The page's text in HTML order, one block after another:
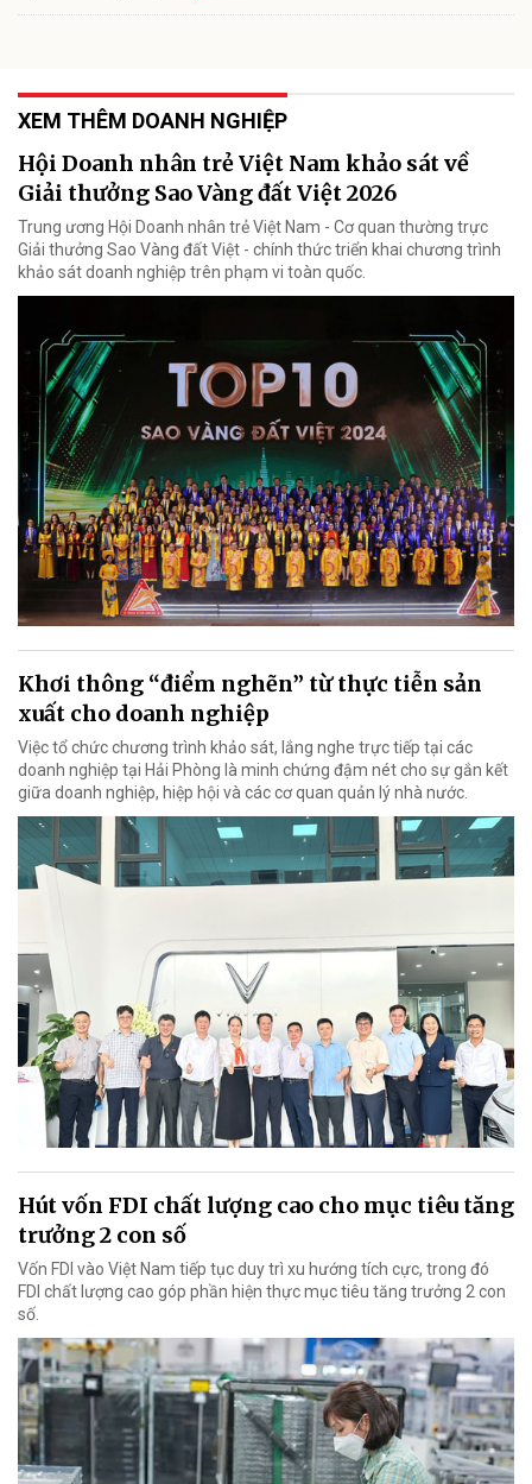
XEM THÊM DOANH NGHIỆP
Hội Doanh nhân trẻ Việt Nam khảo sát về
Giải thưởng Sao Vàng đất Việt 2026
Trung ương Hội Doanh nhân trẻ Việt Nam - Cơ quan thường trực
Giải thưởng Sao Vàng đất Việt - chính thức triển khai chương trình
khảo sát doanh nghiệp trên phạm vi toàn quốc.
Khơi thông “điểm nghẽn” từ thực tiễn sản
xuất cho doanh nghiệp
Việc tổ chức chương trình khảo sát, lắng nghe trực tiếp tại các
doanh nghiệp tại Hải Phòng là minh chứng đậm nét cho sự gắn kết
giữa doanh nghiệp, hiệp hội và các cơ quan quản lý nhà nước.
Hút vốn FDI chất lượng cao cho mục tiêu tăng
trưởng 2 con số
Vốn FDI vào Việt Nam tiếp tục duy trì xu hướng tích cực, trong đó
FDI chất lượng cao góp phần hiện thực mục tiêu tăng trưởng 2 con
số.